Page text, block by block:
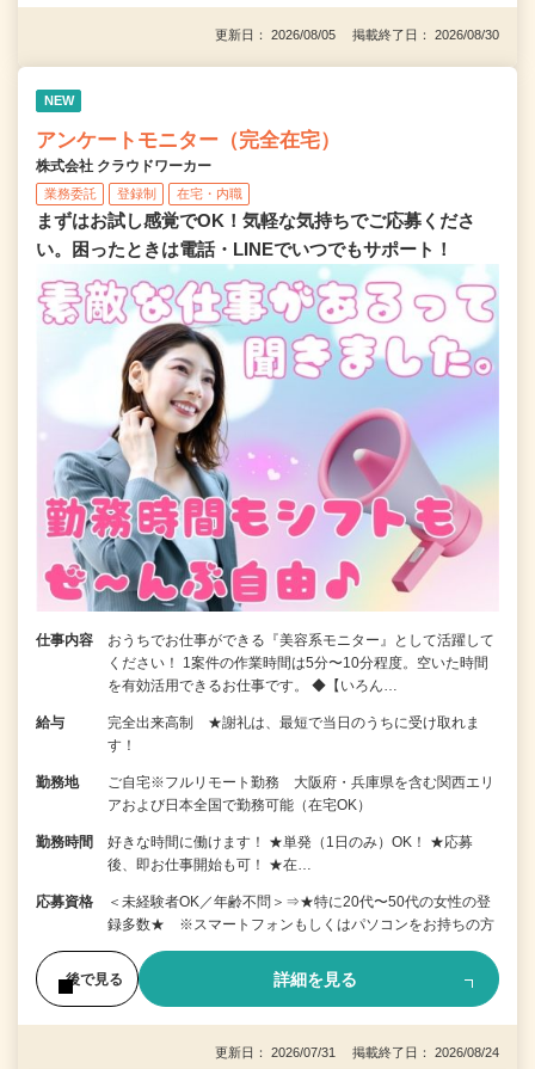
更新日： 2026/08/05 掲載終了日： 2026/08/30
NEW
アンケートモニター（完全在宅）
株式会社 クラウドワーカー
業務委託 登録制 在宅・内職
まずはお試し感覚でOK！気軽な気持ちでご応募くださ
い。困ったときは電話・LINEでいつでもサポート！
仕事内容
おうちでお仕事ができる『美容系モニター』として活躍して
ください！ 1案件の作業時間は5分〜10分程度。空いた時間
を有効活用できるお仕事です。 ◆【いろん…
給与
完全出来高制 ★謝礼は、最短で当日のうちに受け取れま
す！
勤務地
ご自宅※フルリモート勤務 大阪府・兵庫県を含む関西エリ
アおよび日本全国で勤務可能（在宅OK）
勤務時間
好きな時間に働けます！ ★単発（1日のみ）OK！ ★応募
後、即お仕事開始も可！ ★在…
応募資格
＜未経験者OK／年齢不問＞⇒★特に20代〜50代の女性の登
録多数★ ※スマートフォンもしくはパソコンをお持ちの方
後で見る 詳細を見る
更新日： 2026/07/31 掲載終了日： 2026/08/24